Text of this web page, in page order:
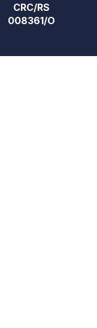
CRC/RS
008361/O